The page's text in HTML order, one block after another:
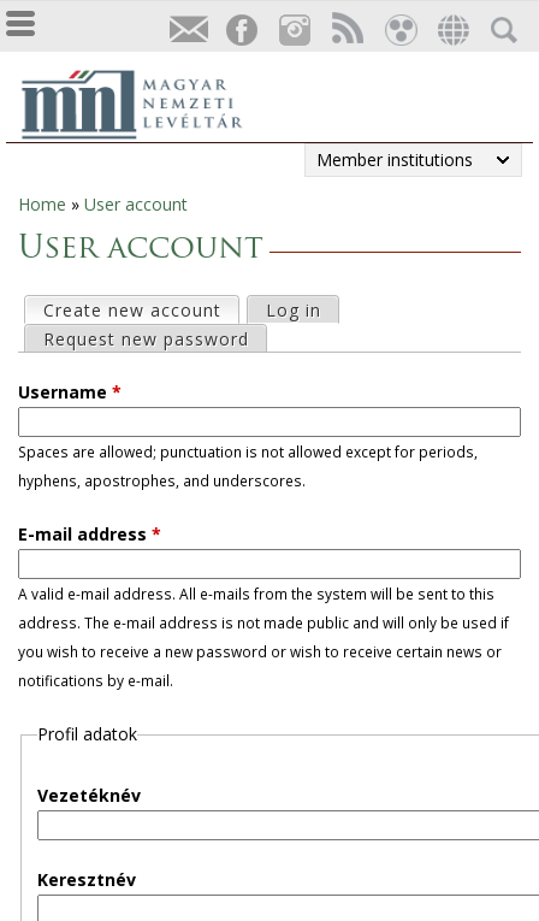
Member institutions
You
are
here
Home » User account
User account
r
i
m
y
t
Create new account (active tab)
Log in
Request new password
Username *
Spaces are allowed; punctuation is not allowed except for periods,
hyphens, apostrophes, and underscores.
E-mail address *
A valid e-mail address. All e-mails from the system will be sent to this
address. The e-mail address is not made public and will only be used if
you wish to receive a new password or wish to receive certain news or
notifications by e-mail.
Profil adatok
Vezetéknév
Keresztnév